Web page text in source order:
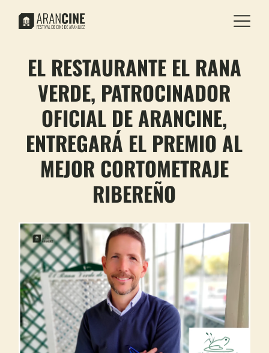
EL RESTAURANTE EL RANA
VERDE, PATROCINADOR
OFICIAL DE ARANCINE,
ENTREGARÁ EL PREMIO AL
MEJOR CORTOMETRAJE
RIBEREÑO